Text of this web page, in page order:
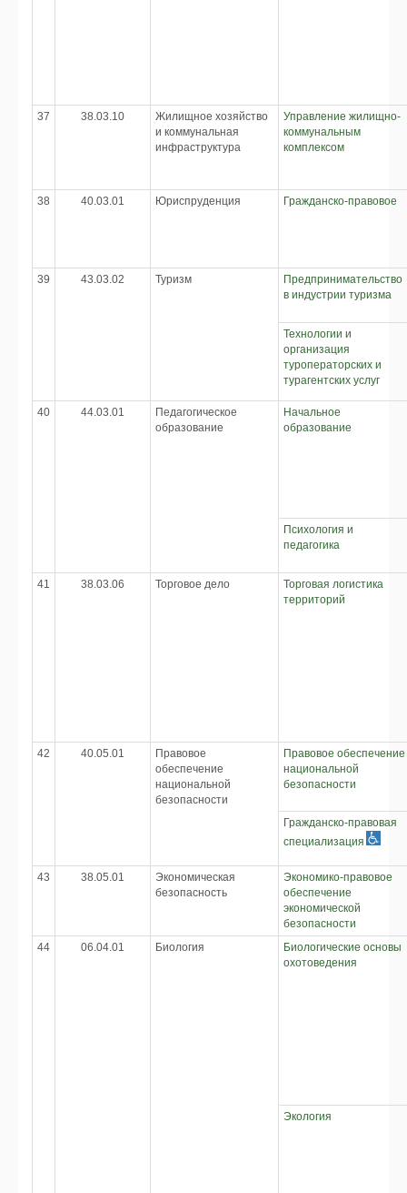
37 38.03.10
Жилищное хозяйство
и коммунальная
инфраструктура
Управление жилищно-
коммунальным
комплексом
38 40.03.01 Юриспруденция Гражданско-правовое
39 43.03.02 Туризм
Предпринимательство
в индустрии туризма
Технологии и
организация
туроператорских и
турагентских услуг
40 44.03.01
Педагогическое
образование
Начальное
образование
Психология и
педагогика
41 38.03.06 Торговое дело
Торговая логистика
территорий
42 40.05.01
Правовое
обеспечение
национальной
безопасности
Правовое обеспечение
национальной
безопасности
Гражданско-правовая
специализация
43 38.05.01
Экономическая
безопасность
Экономико-правовое
обеспечение
экономической
безопасности
44
06.04.01 Биология
Биологические основы
охотоведения
Экология